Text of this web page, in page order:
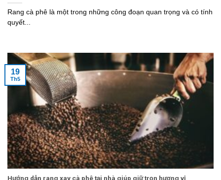
Rang cà phê là một trong những công đoạn quan trọng và có tính
quyết...
Hướng dẫn rang xay cà phê tại nhà giúp giữ trọn hương vị
19
Th5